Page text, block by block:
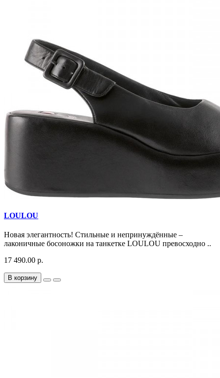
LOULOU
Новая элегантность! Стильные и непринуждённые –
лаконичные босоножки на танкетке LOULOU превосходно ..
17 490.00 р.
В корзину